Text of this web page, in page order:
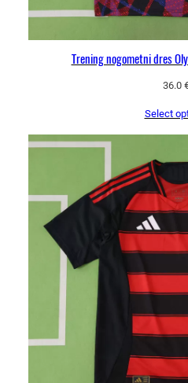
Trening nogometni dres
36.0
Select